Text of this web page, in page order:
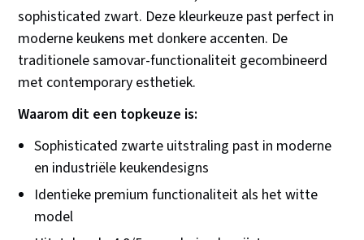
sophisticated zwart. Deze kleurkeuze past perfect in
moderne keukens met donkere accenten. De
traditionele samovar-functionaliteit gecombineerd
met contemporary esthetiek.
Waarom dit een topkeuze is:
Sophisticated zwarte uitstraling past in moderne
en industriële keukendesigns
Identieke premium functionaliteit als het witte
model